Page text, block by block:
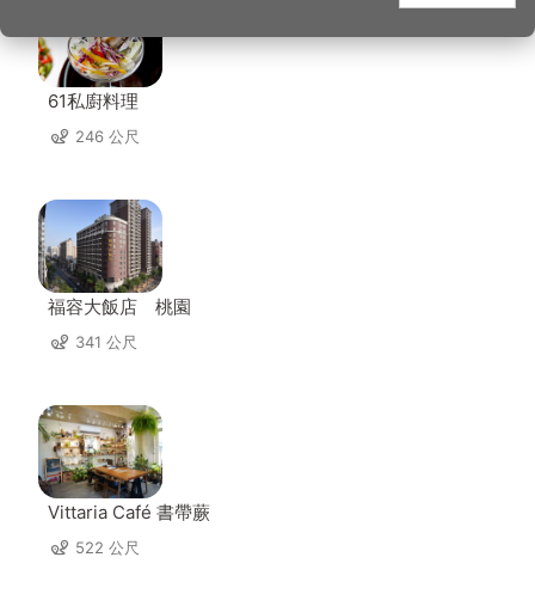
61私廚料理
246 公尺
福容大飯店 桃園
341 公尺
Vittaria Café 書帶蕨
522 公尺